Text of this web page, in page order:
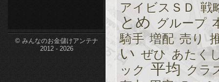
© みんなのお金儲けアンテナ
2012 - 2026
アイビスＳＤ 戦
とめ グループ
騎手 増配 売り
い ぜひ あたく
ック 平均 クラ